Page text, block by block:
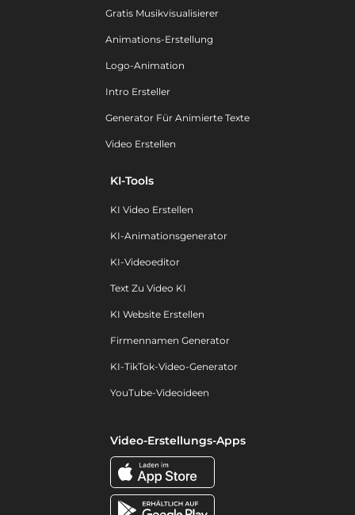
Gratis Musikvisualisierer
Animations-Erstellung
Logo-Animation
Intro Ersteller
Generator Für Animierte Texte
Video Erstellen
KI-Tools
KI Video Erstellen
KI-Animationsgenerator
KI-Videoeditor
Text Zu Video KI
KI Website Erstellen
Firmennamen Generator
KI-TikTok-Video-Generator
YouTube-Videoideen
Video-Erstellungs-Apps